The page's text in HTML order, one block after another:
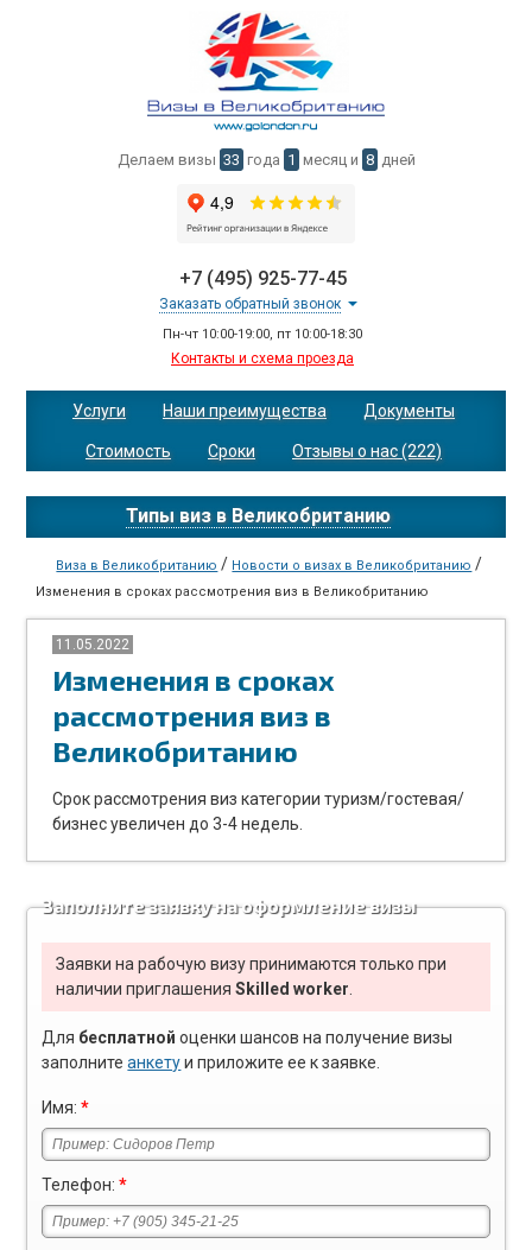
Делаем визы 33 года 1 месяц и 8 дней
+7 (495) 925-77-45
Заказать обратный звонок
Пн-чт 10:00-19:00, пт 10:00-18:30
Контакты и схема проезда
Услуги Наши преимущества Документы
Стоимость Сроки Отзывы о нас (222)
Типы виз в Великобританию
Виза в Великобританию / Новости о визах в Великобританию /
Изменения в сроках рассмотрения виз в Великобританию
11.05.2022
Изменения в сроках
рассмотрения виз в
Великобританию
Срок рассмотрения виз категории туризм/гостевая/
бизнес увеличен до 3-4 недель.
Заполните заявку на оформление визы
Заявки на рабочую визу принимаются только при
наличии приглашенияSkilled worker
Для бесплатной оценки шансов на получение визы
заполнитеанкетуи приложите ее к заявке.
Имя:*
Телефон:*